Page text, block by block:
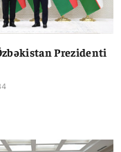
Prezidenti